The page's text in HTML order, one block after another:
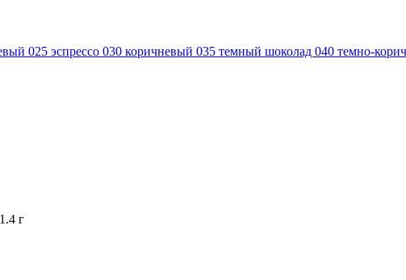
025 эспрессо 030 коричневый 035 темный шоколад 040 темно-
1.4 г